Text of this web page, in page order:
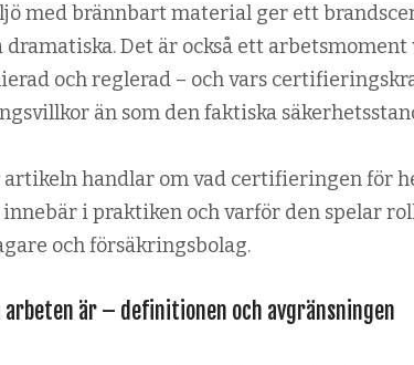
med brännbart material ger ett
dramatiska. Det är också ett
och reglerad – och vars
än som den faktiska
artikeln handlar om vad certifieringen för
innebär i praktiken och varför den spelar
och försäkringsbolag.
arbeten är – definitionen och avgränsningen